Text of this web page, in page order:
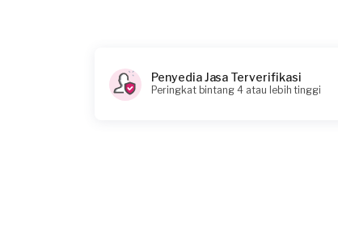
Penyedia Jasa Terverifikasi
Peringkat bintang 4 atau lebih tinggi